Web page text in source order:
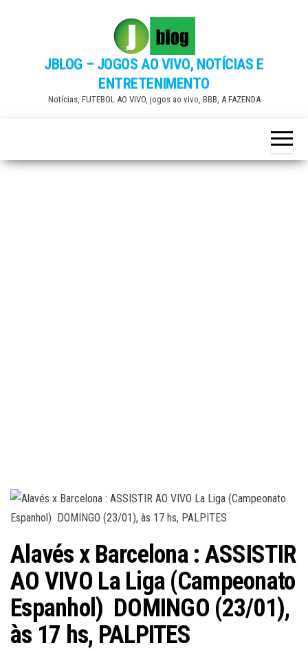
JBLOG – JOGOS AO VIVO, NOTÍCIAS E
ENTRETENIMENTO
Notícias, FUTEBOL AO VIVO, jogos ao vivo, BBB, A FAZENDA
Alavés x Barcelona : ASSISTIR
AO VIVO La Liga (Campeonato
Espanhol) DOMINGO (23/01),
às 17 hs, PALPITES